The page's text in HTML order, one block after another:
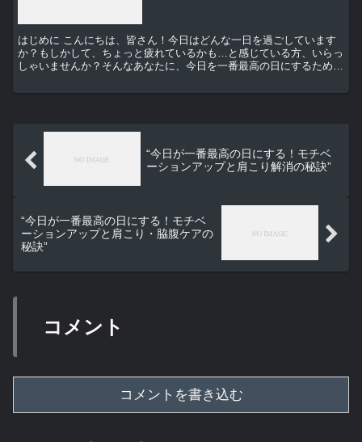
はじめに こんにちは、皆さん！今日はどんな一日を過ごしています
か？もしかして、ちょっと疲れているかも…と感じている方、いらっ
しゃいませんか？そんなあなたに、今日を一番最高の日にするための
“今日が一番最高の日にする！モチベ
ーションアップと肩こり解消の秘訣”
“今日が一番最高の日にする！モチベ
ーションアップと肩こり・脇腹ケアの
秘訣”
コメント
コメントを書き込む